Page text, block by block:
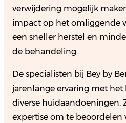
verwijdering mogelijk
impact op het omliggende
een sneller herstel en
de behandeling.
De specialisten bij Bey by
jarenlange ervaring met
diverse huidaandoeningen.
expertise om te beoordelen